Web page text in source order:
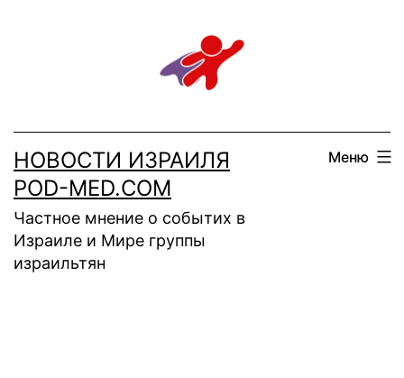
НОВОСТИ ИЗРАИЛЯ
POD-MED.COM
Частное мнение о событих в
Израиле и Мире группы
израильтян
Меню